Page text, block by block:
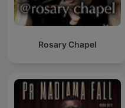
Rosary Chapel